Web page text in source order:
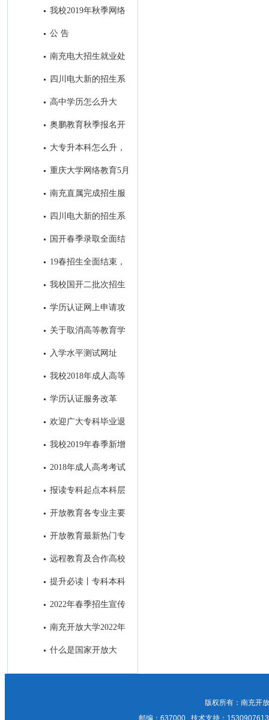
养咋跟上？
我校2019年秋季网络
教育招生顺利落下帷幕
公 告
南充电大招生就业处
2019年春季工作亮点
四川电大新的招生系
统今日定型
高中学历怎么升大
奥鹏教育秋季报名开
大专升本科怎么升，
大专生怎样考本科？
重庆大学网络教育5月
7号开始报名！
南充直属完成招生服
务中心建设
四川电大新的招生系
统即将投入使用
国开春季录取全面结
束，录取学生信息进入教务系统
19春招生全面结束，
开始备战19秋招生工作
我校国开二批次招生
进入录取阶段
学历认证网上申请攻
关于取消高等教育学
历认证收费以及调整认证受理范
入学水平测试网址
我校2018年成人高等
教育录取工作圆满结束
学历认证服务改革
后，如何进行学籍/学历的查询
欢迎广大专科毕业退
役军人免试进入我校参加成人本
我校2019年春季新增
合作高校——中国地质大学
2018年成人高考考试
报读专科起点本科层
次的学生前置学历的真实性审核
开放教育各专业主要
开放教育最新热门专
远程教育及合作高校
提升必读丨专科本科
之间究竟有何差别？
2022年春季招生宣传
招生简章与H5制作及南充主流
生广告发布比选邀请
南充开放大学2022年
成人教育正在报名中，欢迎咨
什么是国家开放大
版权所有：南充开
邮编：637000 技术支持：